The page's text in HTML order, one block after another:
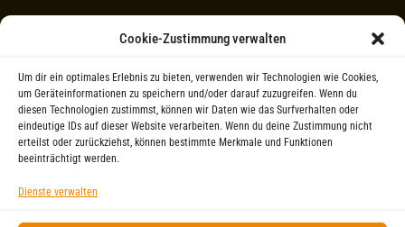
Cookie-Zustimmung verwalten
Um dir ein optimales Erlebnis zu bieten, verwenden wir Technologien wie Cookies,
um Geräteinformationen zu speichern und/oder darauf zuzugreifen. Wenn du
diesen Technologien zustimmst, können wir Daten wie das Surfverhalten oder
eindeutige IDs auf dieser Website verarbeiten. Wenn du deine Zustimmung nicht
erteilst oder zurückziehst, können bestimmte Merkmale und Funktionen
beeinträchtigt werden.
Dienste verwalten